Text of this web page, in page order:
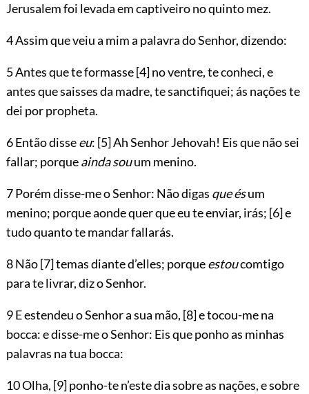
Jerusalem foi levada em captiveiro no quinto mez.
4 Assim que veiu a mim a palavra do Senhor, dizendo:
5 Antes que te formasse[4]no ventre, te conheci, e
antes que saisses da madre, te sanctifiquei; ás nações te
dei por propheta.
6 Então disseeu: [5]Ah SenhorJehovah! Eis que não sei
fallar; porqueainda souum menino.
7 Porém disse-me o Senhor: Não digas que ésum
menino; porque aonde quer que eu te enviar, irás; [6]e
tudo quanto te mandar fallarás.
8 Não[7]temas diante d’elles; porqueestoucomtigo
para te livrar, diz o Senhor.
9 E estendeu o Senhor a sua mão, [8]e tocou-me na
bocca: e disse-me o Senhor: Eis que ponho as minhas
palavras na tua bocca:
10 Olha, [9]ponho-te n’este dia sobre as nações, e sobre